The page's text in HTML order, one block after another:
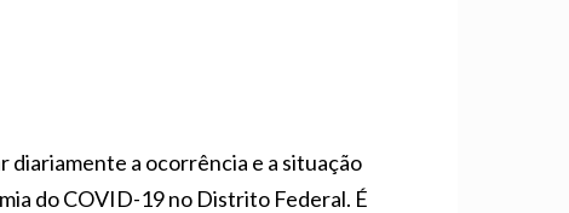
diariamente a ocorrência e a situação
do COVID-19 no Distrito Federal. É